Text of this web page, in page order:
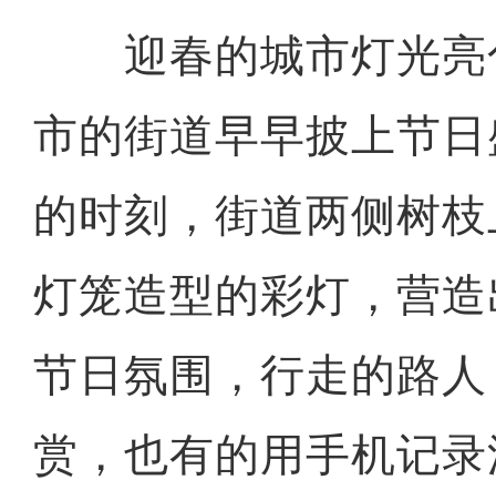
迎春的城市灯光亮
市的街道早早披上节
的时刻，街道两侧树
灯笼造型的彩灯，营
节日氛围，行走的路
赏，也有的用手机记